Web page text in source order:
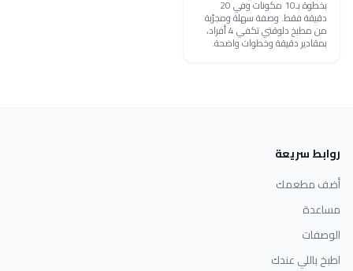
بخطوة بـ10 مكونات وفي 20
دقيقة فقط. وصفة سهلة ومجرّبة
من مطبخ دلوقتي تكفي 4 أفراد،
بمقادير دقيقة وخطوات واضحة.
روابط سريعة
أضف مطعمك
مساعدة
الوصفات
اطبخ باللي عندك